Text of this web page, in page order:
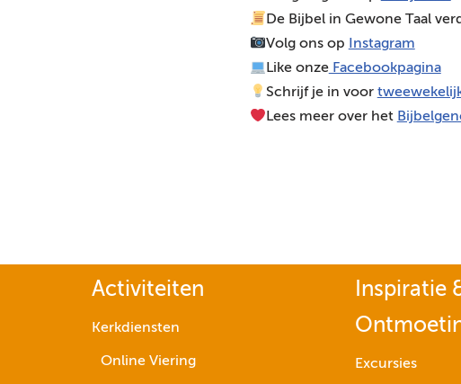
De Bijbel in Gewone Taal
Volg ons op
Instagram
Like onzeFacebookpagina
Schrijf je in voor
Lees meer over het
Activiteiten
Kerkdiensten
Online Viering
Inspiratie
Excursies